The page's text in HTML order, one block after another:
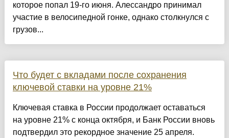
которое попал 19-го июня. Алессандро принимал
участие в велосипедной гонке, однако столкнулся с
грузов...
Что будет с вкладами после сохранения
ключевой ставки на уровне 21%
Ключевая ставка в России продолжает оставаться
на уровне 21% с конца октября, и Банк России вновь
подтвердил это рекордное значение 25 апреля.